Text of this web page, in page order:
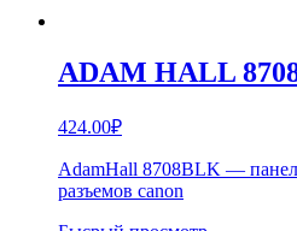
ADAM HALL
424.00₽
AdamHall 8708BLK —
разъемов canon